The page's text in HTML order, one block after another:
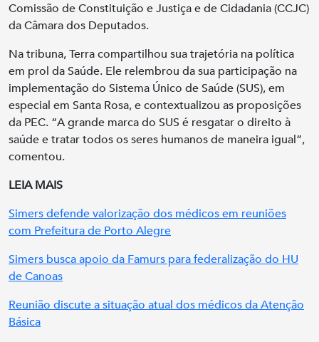
Comissão de Constituição e Justiça e de Cidadania (CCJC)
da Câmara dos Deputados.
Na tribuna, Terra compartilhou sua trajetória na política
em prol da Saúde. Ele relembrou da sua participação na
implementação do Sistema Único de Saúde (SUS), em
especial em Santa Rosa, e contextualizou as proposições
da PEC. “A grande marca do SUS é resgatar o direito à
saúde e tratar todos os seres humanos de maneira igual”,
comentou.
LEIA MAIS
Simers defende valorização dos médicos em reuniões
com Prefeitura de Porto Alegre
Simers busca apoio da Famurs para federalização do HU
de Canoas
Reunião discute a situação atual dos médicos da Atenção
Básica